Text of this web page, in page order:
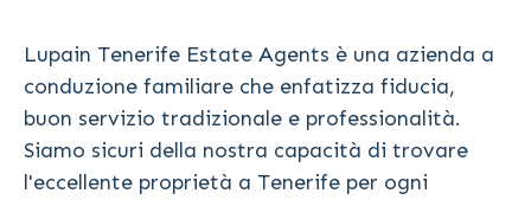
Lupain Tenerife Estate Agents è una azienda a
conduzione familiare che enfatizza fiducia,
buon servizio tradizionale e professionalità.
Siamo sicuri della nostra capacità di trovare
l'eccellente proprietà a Tenerife per ogni